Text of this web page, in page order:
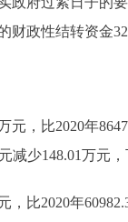
财政性结转资金
，比2020年
减少148.01万元
比2020年